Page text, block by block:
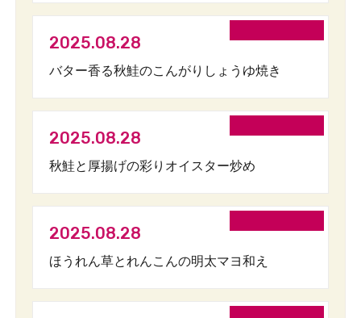
2025.08.28
バター香る秋鮭のこんがりしょうゆ焼き
2025.08.28
秋鮭と厚揚げの彩りオイスター炒め
2025.08.28
ほうれん草とれんこんの明太マヨ和え